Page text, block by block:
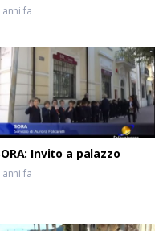
anni fa
Invito a palazzo
anni fa